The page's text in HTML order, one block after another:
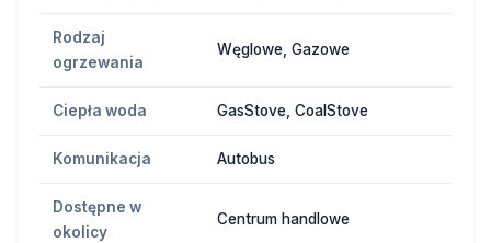
Rodzaj
ogrzewania
Węglowe, Gazowe
Ciepła woda GasStove, CoalStove
Komunikacja Autobus
Dostępne w
okolicy
Centrum handlowe